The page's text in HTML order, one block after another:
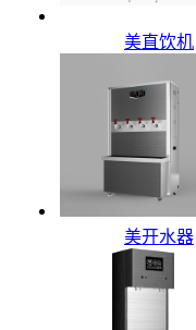
美直饮机
美开水器